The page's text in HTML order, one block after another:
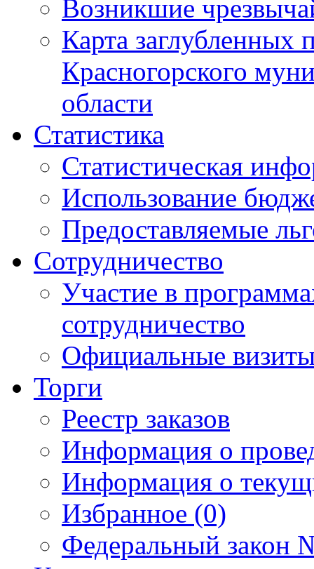
Возникшие
Карта
Красногорского
области
Статистика
Статистическая
Использование
Предоставляемые
Сотрудничество
Участие в
сотрудничество
Официальные
Торги
Реестр заказов
Информация о
Информация о
Избранное (0)
Федеральный закон